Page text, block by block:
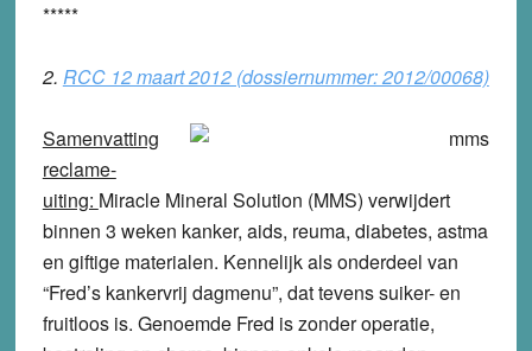
*****
2. RCC 12 maart 2012 (dossiernummer: 2012/00068)
Samenvatting
reclame-
uiting: Miracle Mineral Solution (MMS) verwijdert
binnen 3 weken kanker, aids, reuma, diabetes, astma
en giftige materialen. Kennelijk als onderdeel van
“Fred’s kankervrij dagmenu”, dat tevens suiker- en
fruitloos is. Genoemde Fred is zonder operatie,